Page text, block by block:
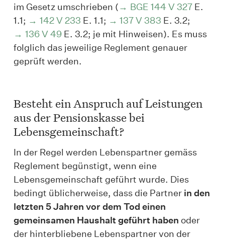
im Gesetz umschrieben ( BGE 144 V 327E.
1.1;
142 V 233 E. 1.1; 137 V 383 E. 3.2;
136 V 49E. 3.2; je mit Hinweisen). Es muss
folglich das jeweilige Reglement genauer
geprüft werden.
Besteht ein Anspruch auf Leistungen
aus der Pensionskasse bei
Lebensgemeinschaft?
In der Regel werden Lebenspartner gemäss
Reglement begünstigt, wenn eine
Lebensgemeinschaft geführt wurde. Dies
bedingt üblicherweise, dass die Partner in den
letzten 5 Jahren vor dem Tod einen
gemeinsamen Haushalt geführt haben oder
der hinterbliebene Lebenspartner von der